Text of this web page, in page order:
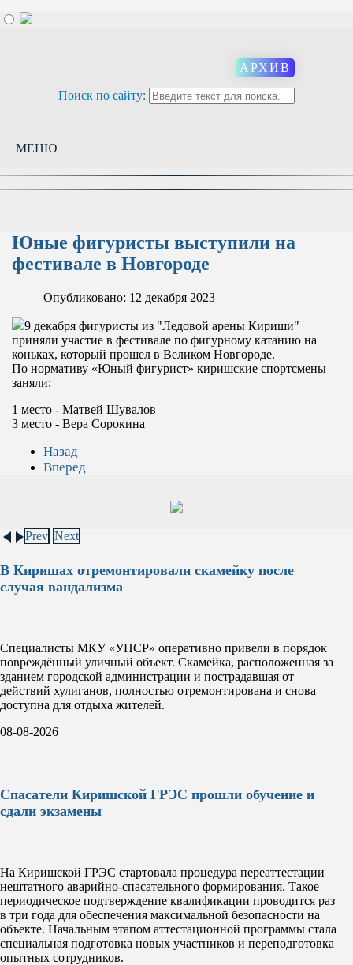
АРХИВ
Поиск по сайту:
МЕНЮ
Юные фигуристы выступили на
фестивале в Новгороде
Опубликовано: 12 декабря 2023
9 декабря фигуристы из "Ледовой арены Кириши"
приняли участие в фестивале по фигурному катанию на
коньках, который прошел в Великом Новгороде.
По нормативу «Юный фигурист» киришские спортсмены
заняли:
1 место - Матвей Шувалов
3 место - Вера Сорокина
Назад
Вперед
Prev Next
В Киришах отремонтировали скамейку после
случая вандализма
Специалисты МКУ «УПСР» оперативно привели в порядок
повреждённый уличный объект. Скамейка, расположенная за
зданием городской администрации и пострадавшая от
действий хулиганов, полностью отремонтирована и снова
доступна для отдыха жителей.
08-08-2026
Спасатели Киришской ГРЭС прошли обучение и
сдали экзамены
На Киришской ГРЭС стартовала процедура переаттестации
нештатного аварийно-спасательного формирования. Такое
периодическое подтверждение квалификации проводится раз
в три года для обеспечения максимальной безопасности на
объекте. Начальным этапом аттестационной программы стала
специальная подготовка новых участников и переподготовка
опытных сотрудников.